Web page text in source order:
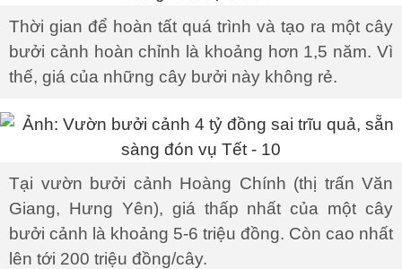
Thời gian để hoàn tất quá trình và tạo ra một cây
bưởi cảnh hoàn chỉnh là khoảng hơn 1,5 năm. Vì
thế, giá của những cây bưởi này không rẻ.
Tại vườn bưởi cảnh Hoàng Chính (thị trấn Văn
Giang, Hưng Yên), giá thấp nhất của một cây
bưởi cảnh là khoảng 5-6 triệu đồng. Còn cao nhất
lên tới 200 triệu đồng/cây.